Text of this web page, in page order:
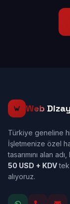
Web
Türkiye geneline
İşletmenize özel
tasarımını alan
50 USD + KDVtek
alıyoruz.